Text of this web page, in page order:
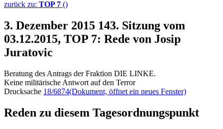
zurück zu: TOP 7 ()
3. Dezember 2015 143. Sitzung vom
03.12.2015, TOP 7: Rede von Josip
Juratovic
Beratung des Antrags der Fraktion DIE LINKE.
Keine militärische Antwort auf den Terror
Drucksache 18/6874(Dokument, öffnet ein neues Fenster)
Reden zu diesem Tagesordnungspunkt